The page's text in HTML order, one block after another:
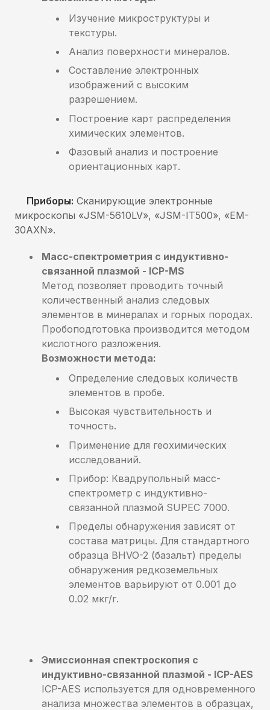
Изучение микроструктуры и
текстуры.
Анализ поверхности минералов.
Составление электронных
изображений с высоким
разрешением.
Построение карт распределения
химических элементов.
Фазовый анализ и построение
ориентационных карт.
Приборы: Сканирующие электронные
микроскопы «JSM-5610LV», «JSM-IT500», «EM-
30AXN».
Масс-спектрометрия с индуктивно-
связанной плазмой - ICP-MS
Метод позволяет проводить точный
количественный анализ следовых
элементов в минералах и горных породах.
Пробоподготовка производится методом
кислотного разложения.
Возможности метода:
Определение следовых количеств
элементов в пробе.
Высокая чувствительность и
точность.
Применение для геохимических
исследований.
Прибор: Квадрупольный масс-
спектрометр с индуктивно-
связанной плазмой SUPEC 7000.
Пределы обнаружения зависят от
состава матрицы. Для стандартного
образца BHVO-2 (базальт) пределы
обнаружения редкоземельных
элементов варьируют от 0.001 до
0.02 мкг/г.
Эмиссионная спектроскопия с
индуктивно-связанной плазмой - ICP-AES
ICP-AES используется для одновременного
анализа множества элементов в образцах,